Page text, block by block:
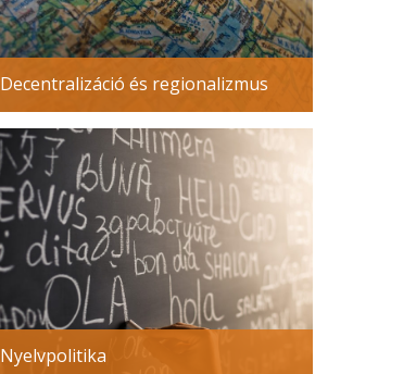
Decentralizáció és regionalizmus
Nyelvpolitika